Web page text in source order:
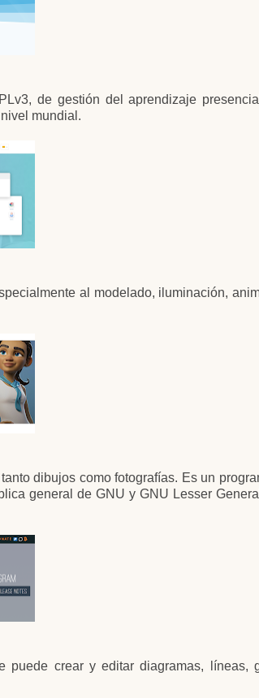
de gestión del aprendizaje
mundial.
al modelado, iluminación,
dibujos como fotografías. Es un
general de GNU y GNU Lesser
crear y editar diagramas, líneas,